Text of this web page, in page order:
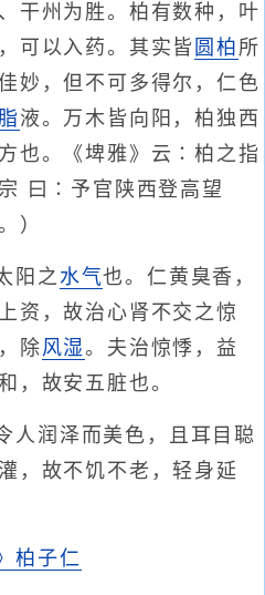
干州为胜。柏有数种，叶
，可以入药。其实皆 圆柏 所
妙，但不可多得尔，仁色
脂液。万木皆向阳，柏独西
也。《埤雅》云∶柏之指
曰∶予官陕西登高望
）
阳之水气也。仁黄臭香，
资，故治心肾不交之惊
除风湿。夫治惊悸，益
，故安五脏也。
人润泽而美色，且耳目聪
，故不饥不老，轻身延
柏子仁